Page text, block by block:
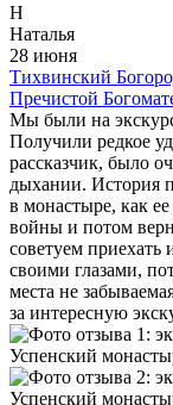
Н
Наталья
28 июня
Тихвинский
Пречистой
Мы были на
Получили редкое
рассказчик, было
дыхании. История
в монастыре, как
войны и потом
советуем приехать
своими глазами,
места не
за интересную